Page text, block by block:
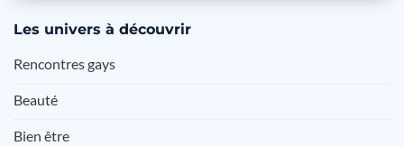
Les univers à découvrir
Rencontres gays
Beauté
Bien être